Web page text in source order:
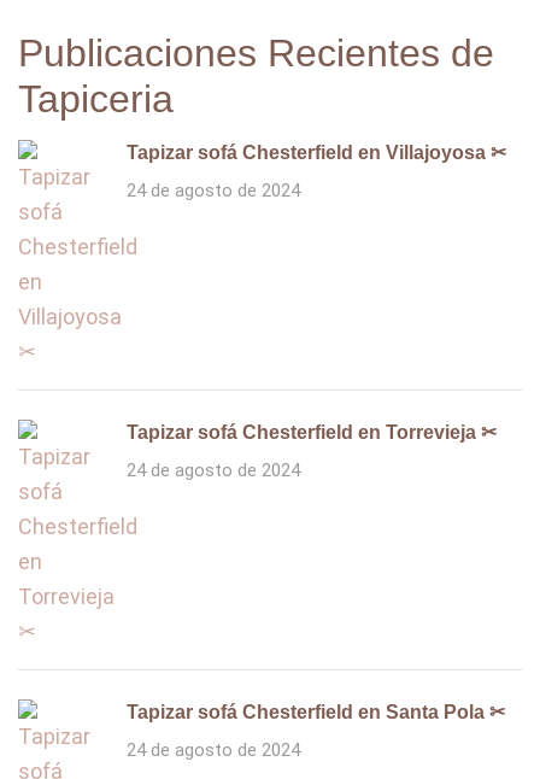
Publicaciones Recientes de
Tapiceria
Tapizar sofá Chesterfield en Villajoyosa ✂
24 de agosto de 2024
Tapizar sofá Chesterfield en Torrevieja ✂
24 de agosto de 2024
Tapizar sofá Chesterfield en Santa Pola ✂
24 de agosto de 2024